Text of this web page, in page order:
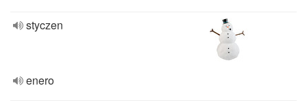
styczen
enero